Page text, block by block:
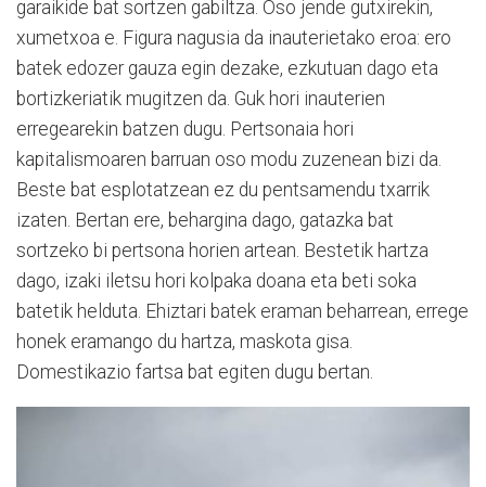
garaikide bat sortzen gabiltza. Oso jende gutxirekin,
xumetxoa e. Figura nagusia da inauterietako eroa: ero
batek edozer gauza egin dezake, ezkutuan dago eta
bortizkeriatik mugitzen da. Guk hori inauterien
erregearekin batzen dugu. Pertsonaia hori
kapitalismoaren barruan oso modu zuzenean bizi da.
Beste bat esplotatzean ez du pentsamendu txarrik
izaten. Bertan ere, behargina dago, gatazka bat
sortzeko bi pertsona horien artean. Bestetik hartza
dago, izaki iletsu hori kolpaka doana eta beti soka
batetik helduta. Ehiztari batek eraman beharrean, errege
honek eramango du hartza, maskota gisa.
Domestikazio fartsa bat egiten dugu bertan.